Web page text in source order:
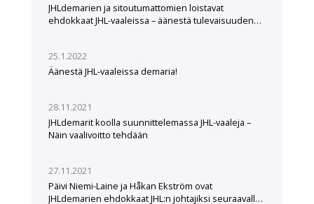
JHLdemarien ja sitoutumattomien loistavat
ehdokkaat JHL-vaaleissa – äänestä tulevaisuuden
25.1.2022
Äänestä JHL-vaaleissa demaria!
28.11.2021
JHLdemarit koolla suunnittelemassa JHL-vaaleja –
Näin vaalivoitto tehdään
27.11.2021
Päivi Niemi-Laine ja Håkan Ekström ovat
JHLdemarien ehdokkaat JHL:n johtajiksi seuraavalle